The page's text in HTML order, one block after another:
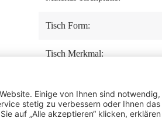
Tisch Form:
Tisch Merkmal:
Maximalbelastung (ca. kg):